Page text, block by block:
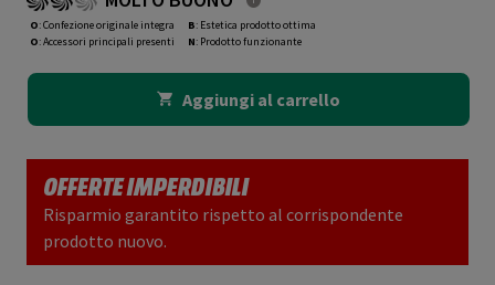
O: Confezione originale integra
O: Accessori principali presenti
B: Estetica prodotto ottima
N: Prodotto funzionante
Aggiungi al carrello
OFFERTE IMPERDIBILI
Risparmio garantito rispetto al corrispondente
prodotto nuovo.